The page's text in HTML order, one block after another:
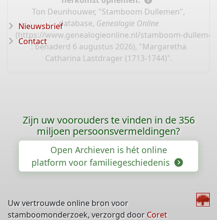
Ton Deunhouwer, "Stamboom Dullemen",
database, Genealogie Online
(https://www.genealogieonline.nl/stamboom-
: benaderd 6 augustus 2026), "Margaretha
Catharina Lastdrager (1713-1744)".
Nieuwsbrief
Contact
Zijn uw voorouders te vinden in de 356
miljoen persoonsvermeldingen?
Open Archieven is hét online
platform voor familiegeschiedenis
Uw vertrouwde online bron voor
stamboomonderzoek, verzorgd door Coret